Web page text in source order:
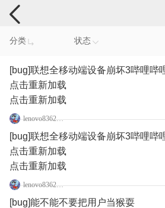
手机反馈
分类 状态
[bug]联想全移动端设备崩坏3哔哩哔
点击重新加载
点击重新加载
lenovo83623621
[bug]联想全移动端设备崩坏3哔哩哔
点击重新加载
点击重新加载
lenovo83623621
[bug]能不能不要把用户当猴耍